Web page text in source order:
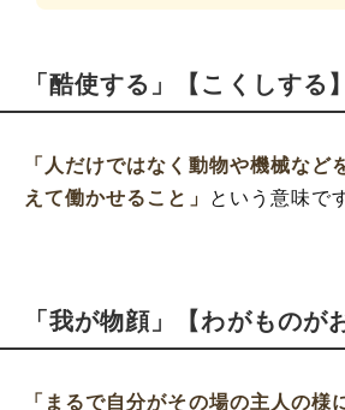
「酷使する」【こくしする】
「人だけではなく動物や機械など
えて働かせること」
という意味で
「我が物顔」【わがものが
「まるで自分がその場の主人の様